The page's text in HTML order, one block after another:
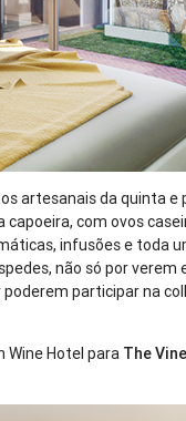
artesanais da quinta e
com ovos
infusões e toda
não só por verem
participar na
Wine Hotel para The